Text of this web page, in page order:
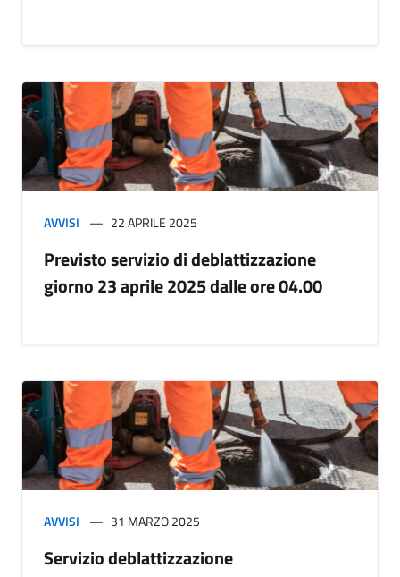
AVVISI 22 APRILE 2025
Previsto servizio di deblattizzazione
giorno 23 aprile 2025 dalle ore 04.00
AVVISI 31 MARZO 2025
Servizio deblattizzazione